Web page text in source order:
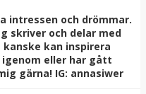
intressen och drömmar.
skriver och delar med
kan inspirera
eller har gått
gärna! IG: annasiwer